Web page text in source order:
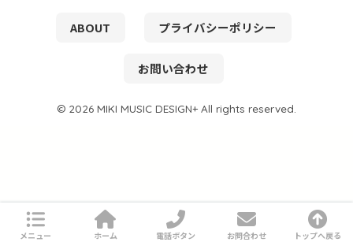
ABOUT プライバシーポリシー
お問い合わせ
© 2026 MIKI MUSIC DESIGN+ All rights reserved.
メニュー ホーム 電話ボタン お問合わせ トップへ戻る